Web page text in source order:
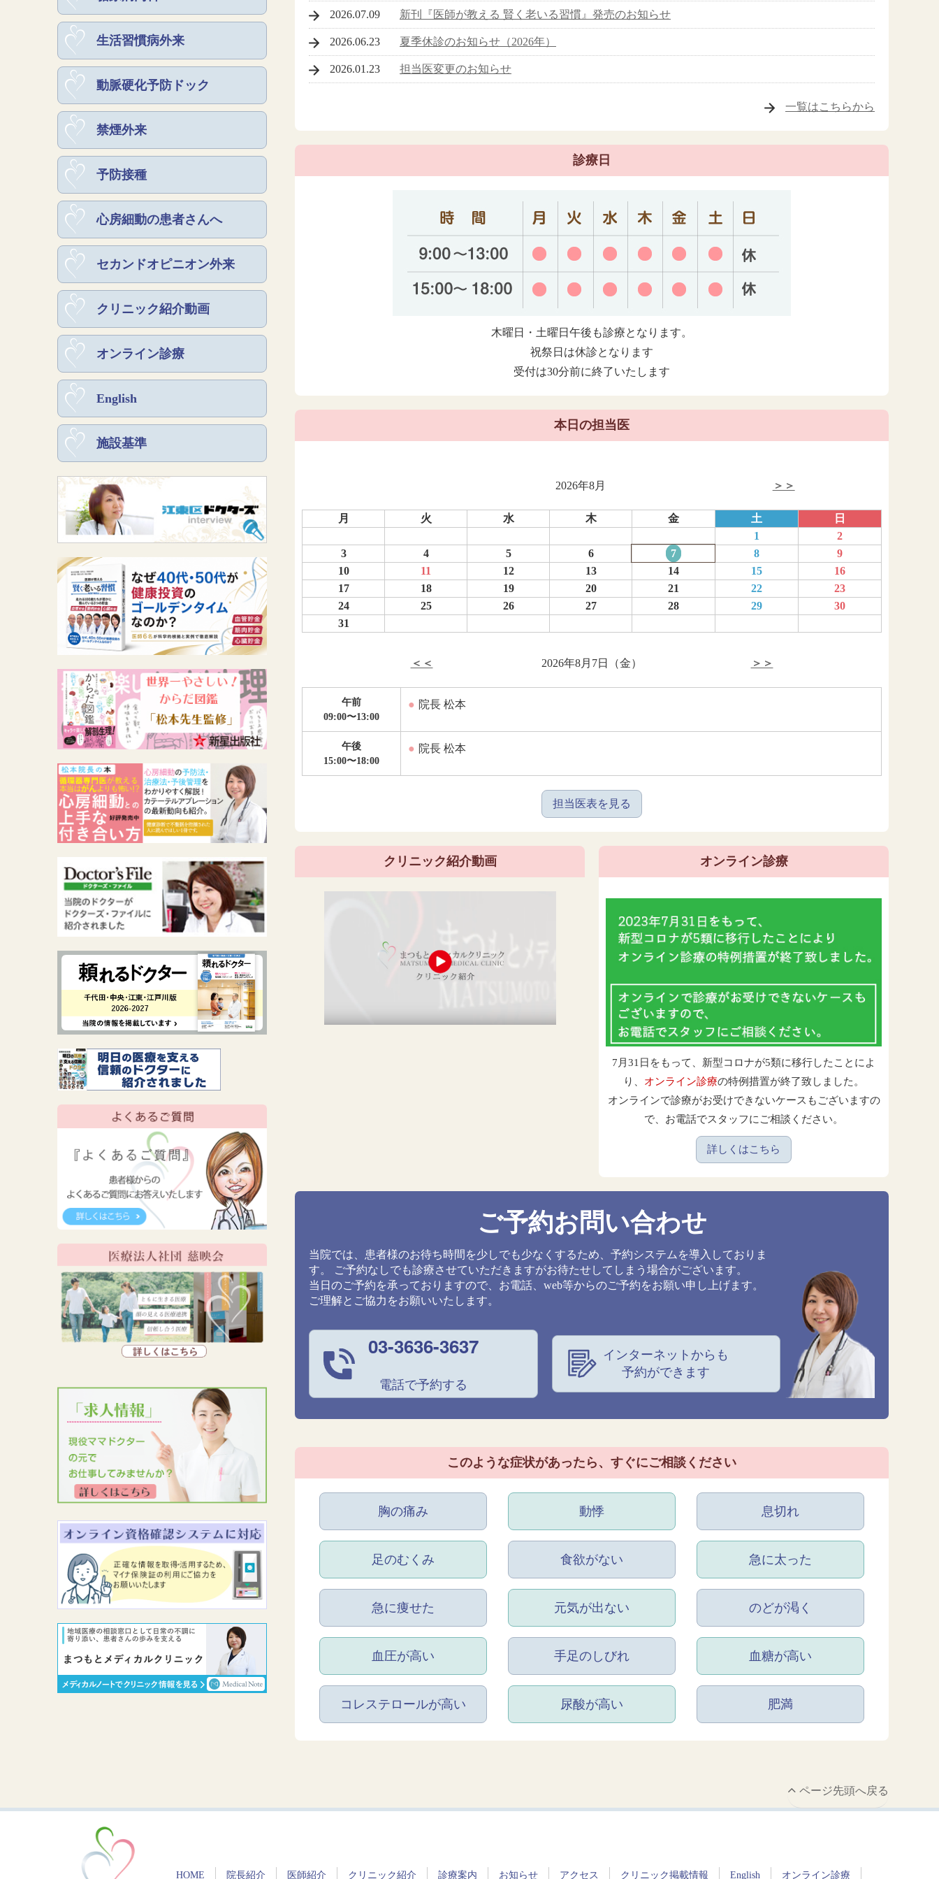
2026.07.09 新刊『医師が教える 賢く老いる習慣』発売のお知らせ
2026.06.23 夏季休診のお知らせ（2026年）
2026.01.23 担当医変更のお知らせ
一覧はこちらから
診療日
木曜日・土曜日午後も診療となります。
祝祭日は休診となります
受付は30分前に終了いたします
本日の担当医
2026年8月 ＞＞
月 火 水 木 金 土
日
1
2
3
4 5 6 7 8
9
10
11 12 13 14 15
16
17
18 19 20 21 22
23
24
25 26 27 28 29
30
31
＜＜ 2026年8月7日（金） ＞＞
午前
09:00〜13:00
● 院長 松本
午後
15:00〜18:00
● 院長 松本
担当医表を見る
クリニック紹介動画 オンライン診療
7月31日をもって、新型コロナが5類に移行したことによ
り、 オンライン診療の特例措置が終了致しました。
オンラインで診療がお受けできないケースもございますの
で、お電話でスタッフにご相談ください。
詳しくはこちら
ご予約お問い合わせ
当院では、患者様のお待ち時間を少しでも少なくするため、予約システムを導入しておりま
す。 ご予約なしでも診療させていただきますがお待たせしてしまう場合がございます。
当日のご予約を承っておりますので、お電話、web等からのご予約をお願い申し上げます。
ご理解とご協力をお願いいたします。
03-3636-3637
電話で予約する
インターネットからも
予約ができます
このような症状があったら、 すぐにご相談ください
胸の痛み 動悸 息切れ
足のむくみ 食欲がない 急に太った
急に痩せた 元気が出ない のどが渇く
血圧が高い 手足のしびれ 血糖が高い
コレステロールが高い 尿酸が高い 肥満
生活習慣病外来
動脈硬化予防ドック
禁煙外来
予防接種
心房細動の患者さんへ
セカンドオピニオン外来
クリニック紹介動画
オンライン診療
English
施設基準
ページ先頭へ戻る
HOME 院長紹介 医師紹介 クリニック紹介 診療案内 お知らせ アクセス クリニック掲載情報 English オンライン診療